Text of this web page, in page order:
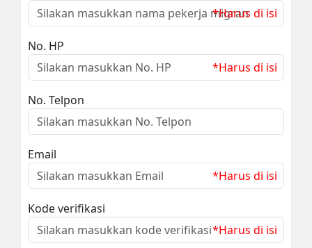
*Harus di isi
No. HP
*Harus di isi
No. Telpon
Email
*Harus di isi
Kode verifikasi
*Harus di isi